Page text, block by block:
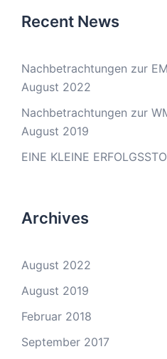
Recent News
Nachbetrachtungen zur
August 2022
Nachbetrachtungen zur
August 2019
EINE KLEINE
Archives
August 2022
August 2019
Februar 2018
September 2017